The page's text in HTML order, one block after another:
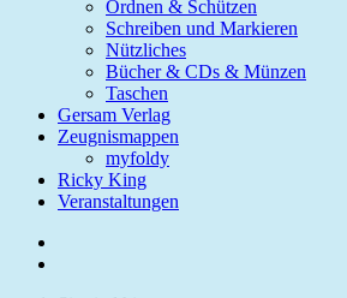
Ordnen & Schützen
Schreiben und Markieren
Nützliches
Bücher & CDs & Münzen
Taschen
Gersam Verlag
Zeugnismappen
myfoldy
Ricky King
Veranstaltungen